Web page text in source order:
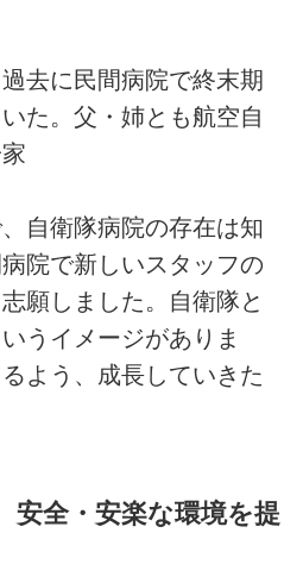
去に民間病院で終末期
た。父・姉とも航空自
自衛隊病院の存在は知
院で新しいスタッフの
願しました。自衛隊と
うイメージがありま
よう、成長していきた
安全・安楽な環境を提